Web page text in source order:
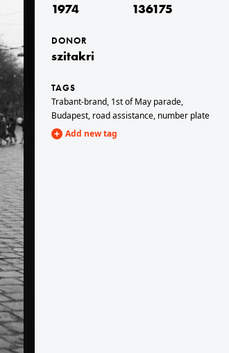
tér), május 1-i felvonulás.
XIV.
György út sarok, május 1-i felvonulók az Aréna patika előtt.
1974 136175
DONOR
szitakri
TAGS
Trabant-brand, 1st of May parade,
Budapest, road assistance, number plate
Add new tag